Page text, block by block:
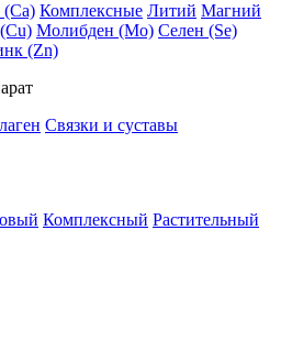
(Са) Комплексные Литий Магний
Молибден (Мо) Селен (Se)
(Zn)
Связки и суставы
Комплексный Растительный